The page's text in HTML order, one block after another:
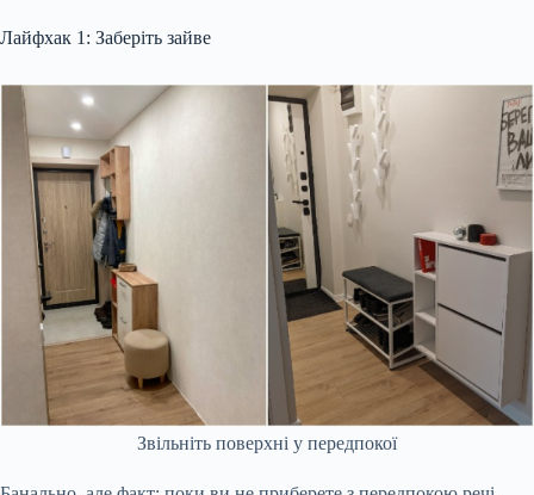
Лайфхак 1: Заберіть зайве
Звільніть поверхні у передпокої